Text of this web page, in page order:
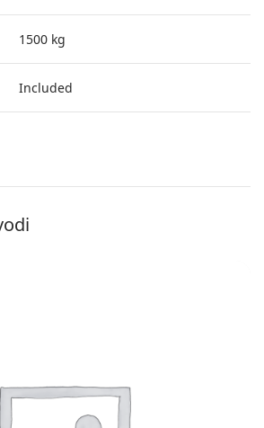
1500 kg
Included